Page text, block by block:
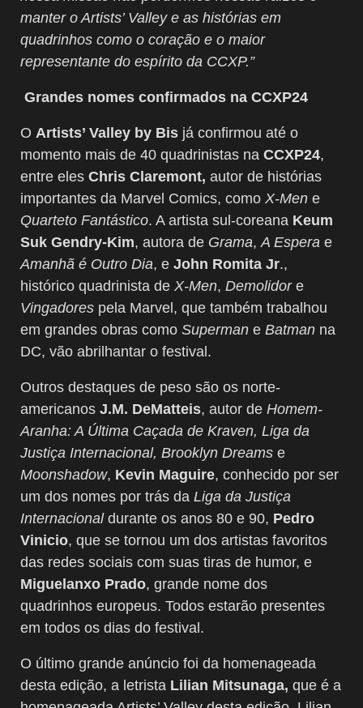
manter o Artists’ Valley e as histórias em
quadrinhos como o coração e o maior
representante do espírito da CCXP.”
Grandes nomes confirmados na CCXP24
O Artists’ Valley by Bis já confirmou até o
momento mais de 40 quadrinistas na CCXP24,
entre eles Chris Claremont, autor de histórias
importantes da Marvel Comics, como X-Men e
Quarteto Fantástico. A artista sul-coreana Keum
Suk Gendry-Kim, autora de Grama, A Espera e
Amanhã é Outro Dia, e John Romita Jr.,
histórico quadrinista de X-Men, Demolidore
Vingadores pela Marvel, que também trabalhou
em grandes obras como Superman e Batman na
DC, vão abrilhantar o festival.
Outros destaques de peso são os norte-
americanos J.M. DeMatteis, autor de Homem-
Aranha: A Última Caçada de Kraven, Liga da
Justiça Internacional, Brooklyn Dreams e
Moonshadow, Kevin Maguire, conhecido por ser
um dos nomes por trás da Liga da Justiça
Internacionaldurante os anos 80 e 90, Pedro
Vinicio, que se tornou um dos artistas favoritos
das redes sociais com suas tiras de humor, e
Miguelanxo Prado, grande nome dos
quadrinhos europeus. Todos estarão presentes
em todos os dias do festival.
O último grande anúncio foi da homenageada
desta edição, a letrista Lilian Mitsunaga, que é a